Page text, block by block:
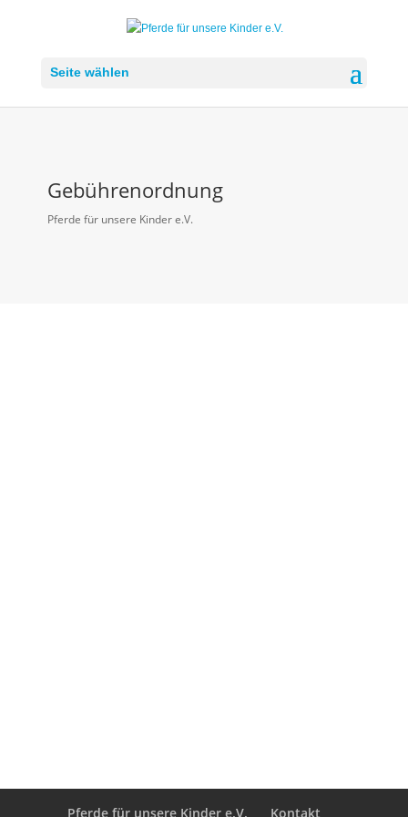
Seite wählen
Gebührenordnung
Pferde für unsere Kinder e.V.
Pferde für unsere Kinder e.V. Kontakt